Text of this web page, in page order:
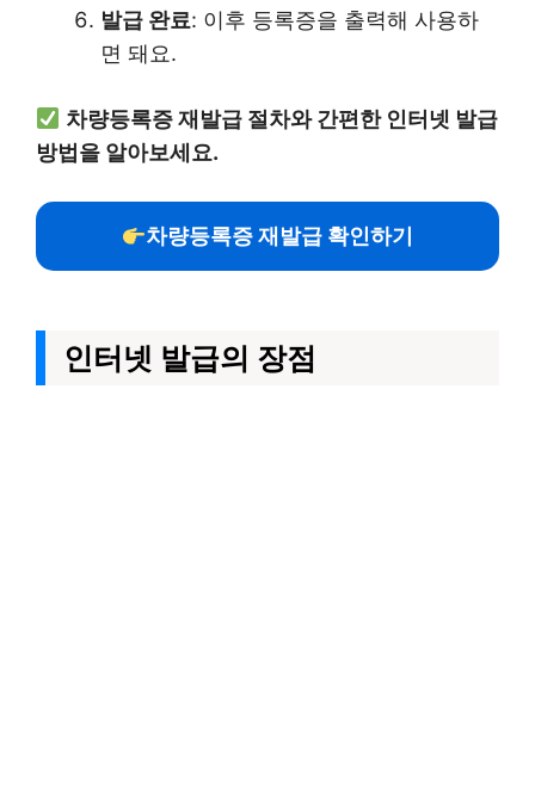
발급 완료: 이후 등록증을 출력해 사용하
면 돼요.
차량등록증 재발급 절차와 간편한 인터넷 발급
방법을 알아보세요.
차량등록증 재발급 확인하기
인터넷 발급의 장점